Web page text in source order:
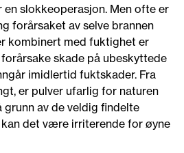
slokkeoperasjon. Men ofte er
forårsaket av selve brannen
kombinert med fuktighet er
skade på ubeskyttede
imidlertid fuktskader. Fra
er pulver ufarlig for naturen
grunn av de veldig findelte
det være irriterende for øyne